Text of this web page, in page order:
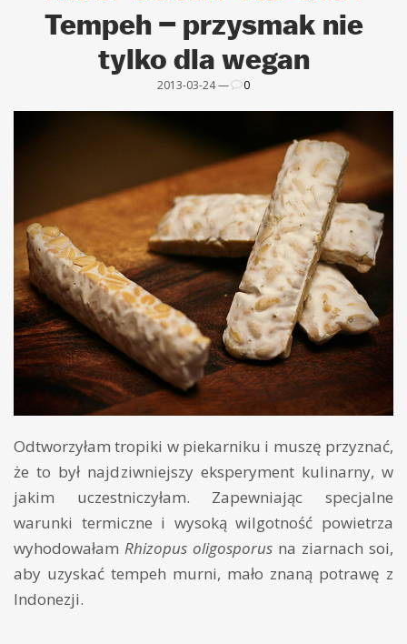
Tempeh – przysmak nie
tylko dla wegan
2013-03-24 — 0
Odtworzyłam tropiki w piekarniku i muszę przyznać,
że to był najdziwniejszy eksperyment kulinarny, w
jakim uczestniczyłam. Zapewniając specjalne
warunki termiczne i wysoką wilgotność powietrza
wyhodowałam Rhizopus oligosporus na ziarnach soi,
aby uzyskać tempeh murni, mało znaną potrawę z
Indonezji.